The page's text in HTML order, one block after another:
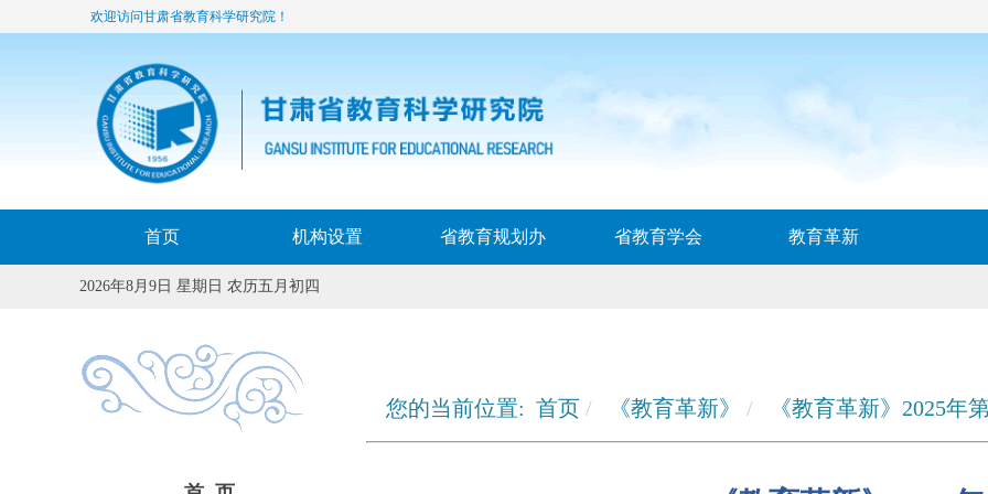
欢迎访问甘肃省教育科学研究院！
首页 机构设置 省教育规划办 省教育学会 教育革新
2026年8月9日 星期日 农历五月初四
您的当前位置: 首页 《教育革新》 《教育革新》2025年